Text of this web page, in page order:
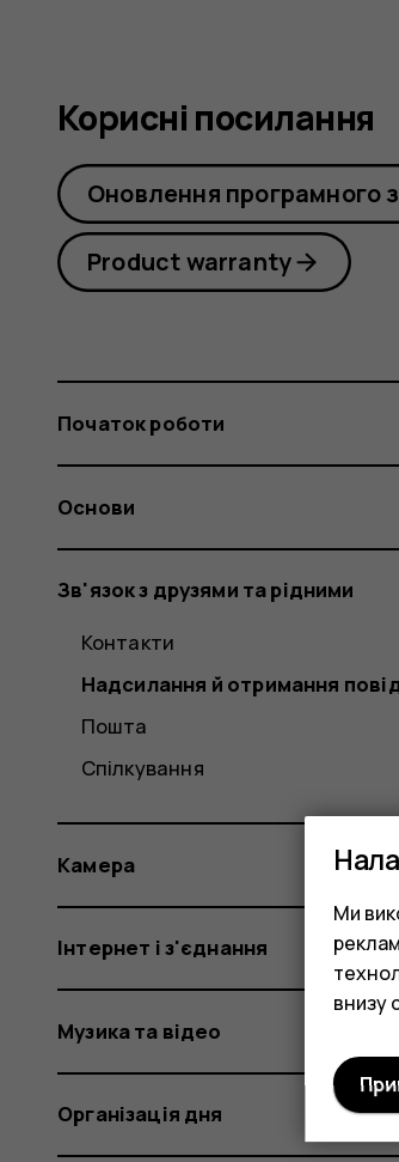
Корисні посилання
Оновлення програмного
Product warranty
Початок роботи
Основи
Зв'язок з друзями та рідними
Контакти
Надсилання й отримання
Пошта
Спілкування
Камера
Інтернет і з'єднання
Музика та відео
Організація дня
Ми
внизу